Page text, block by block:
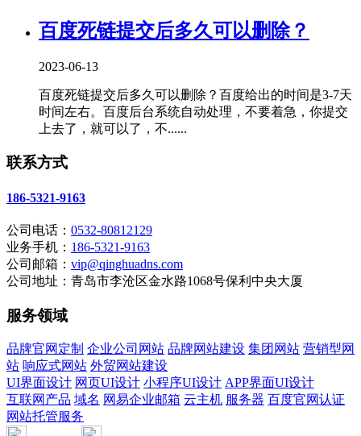
百度死链提交后多久可以删除？
2023-06-13
百度死链提交后多久可以删除？百度给出的时间是3-7天
时间左右。百度后台系统自动处理，不要着急，你提交
上去了，就可以了，不......
联系方式
186-5321-9163
公司电话： 0532-80812129
业务手机： 186-5321-9163
公司邮箱： vip@qinghuadns.com
公司地址：青岛市李沧区金水路1068号保利中央大厦
服务领域
品牌官网定制 企业公司网站 品牌网站建设 集团网站 营销型网
站 响应式网站 外贸网站建设
UI界面设计 网页UI设计 小程序UI设计 APP界面UI设计
互联网产品 域名 网易企业邮箱 云主机 服务器 百度官网认证
网站托管服务